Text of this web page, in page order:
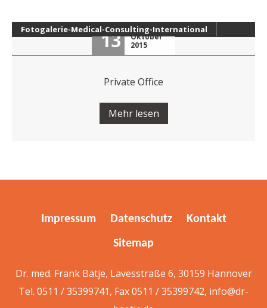
Fotogalerie-Medical-Consulting-International
13
Oktober
2015
Private Office
Mehr lesen
Impressum Datenschutz Kontakt
Sitemap
Dr. med. Frank Bätje, Lavesstraße 6, 30159 Hannover
Tel. 0511 / 35399741, Fax 0511 / 35399742, info@dr-